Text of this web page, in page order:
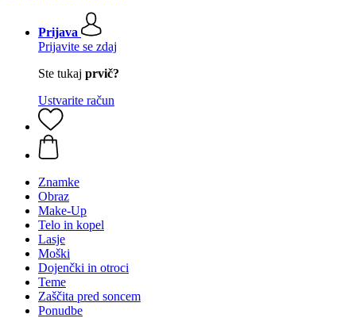
Prijava
Prijavite se zdaj
Ste tukaj prvič?
Ustvarite račun
Znamke
Obraz
Make-Up
Telo in kopel
Lasje
Moški
Dojenčki in otroci
Teme
Zaščita pred soncem
Ponudbe